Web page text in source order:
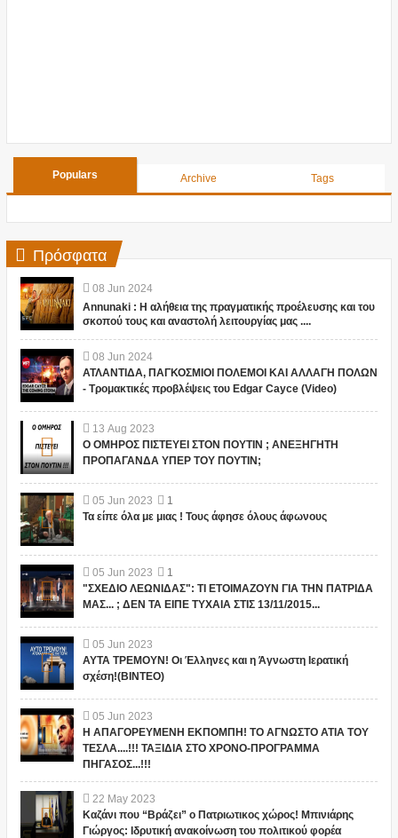
Populars Archive Tags
Πρόσφατα
08 Jun 2024
Annunaki : Η αλήθεια της πραγματικής προέλευσης και του
σκοπού τους και αναστολή λειτουργίας μας ....
08 Jun 2024
ΑΤΛΑΝΤΙΔΑ, ΠΑΓΚΟΣΜΙΟΙ ΠΟΛΕΜΟΙ ΚΑΙ ΑΛΛΑΓΗ ΠΟΛΩΝ
- Τρομακτικές προβλέψεις του Edgar Cayce (Video)
13 Aug 2023
Ο ΟΜΗΡΟΣ ΠΙΣΤΕΥΕΙ ΣΤΟΝ ΠΟΥΤΙΝ ; ΑΝΕΞΗΓΗΤΗ
ΠΡΟΠΑΓΑΝΔΑ ΥΠΕΡ ΤΟΥ ΠΟΥΤΙΝ;
05 Jun 2023
1
Τα είπε όλα με μιας ! Τους άφησε όλους άφωνους
05 Jun 2023
1
"ΣΧΕΔΙΟ ΛΕΩΝΙΔΑΣ": ΤΙ ΕΤΟΙΜΑΖΟΥΝ ΓΙΑ ΤΗΝ ΠΑΤΡΙΔΑ
ΜΑΣ... ; ΔΕΝ ΤΑ ΕΙΠΕ ΤΥΧΑΙΑ ΣΤΙΣ 13/11/2015...
05 Jun 2023
ΑΥΤΑ ΤΡΕΜΟΥΝ! Οι Έλληνες και η Άγνωστη Ιερατική
σχέση!(ΒΙΝΤΕΟ)
05 Jun 2023
Η ΑΠΑΓΟΡΕΥΜΕΝΗ ΕΚΠΟΜΠΗ! ΤΟ ΑΓΝΩΣΤΟ ΑΤΙΑ ΤΟΥ
ΤΕΣΛΑ....!!! ΤΑΞΙΔΙΑ ΣΤΟ ΧΡΟΝΟ-ΠΡΟΓΡΑΜΜΑ
ΠΗΓΑΣΟΣ...!!!
22 May 2023
Καζάνι που “Βράζει” ο Πατριωτικος χώρος! Μπινιάρης
Γιώργος: Ιδρυτική ανακοίνωση του πολιτικού φορέα